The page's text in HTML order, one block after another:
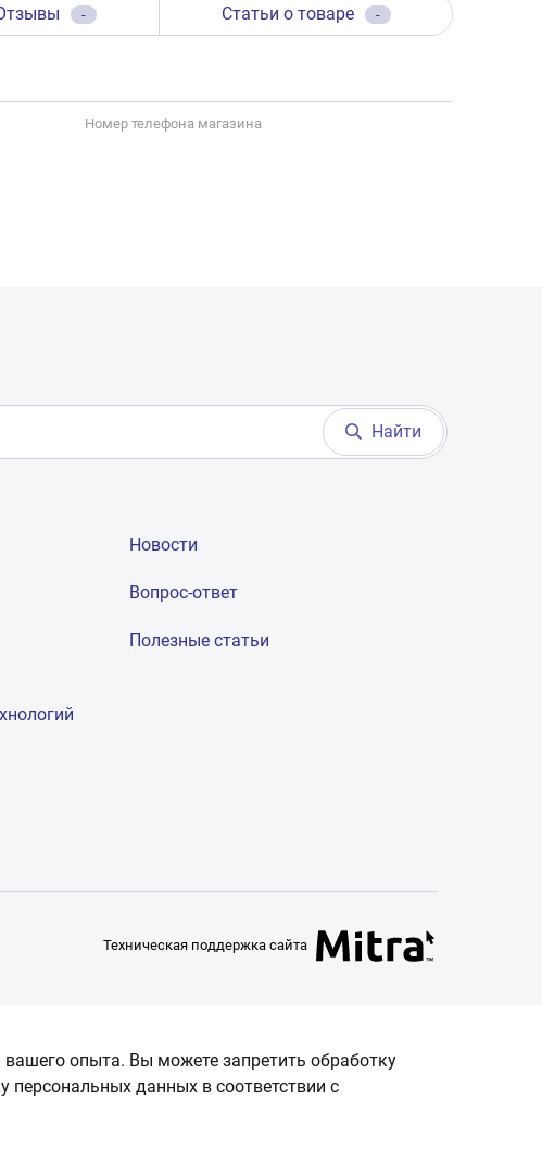
- Статьи о товаре -
Номер телефона магазина
Найти
Новости
Вопрос-ответ
Полезные статьи
Техническая поддержка сайта
опыта. Вы можете запретить обработку
персональных данных в соответствии с